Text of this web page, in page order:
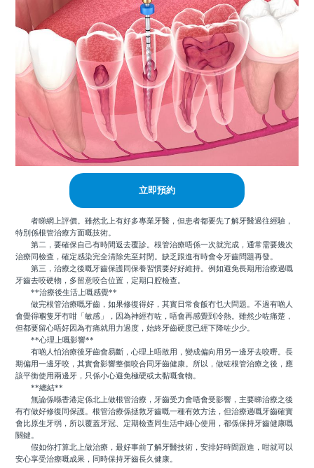
立即預約
者睇網上評價。雖然北上有好多專業牙醫，但患者都要先了解牙醫過往經驗，
特別係根管治療方面嘅技術。
第二，要確保自己有時間返去覆診。根管治療唔係一次就完成，通常需要幾次
治療同檢查，確定感染完全清除先至封閉。缺乏跟進有時會令牙齒問題再發。
第三，治療之後嘅牙齒保護同保養習慣要好好維持。例如避免長期用治療過嘅
牙齒去咬硬物，多留意咬合位置，定期口腔檢查。
**治療後生活上嘅感覺**
做完根管治療嘅牙齒，如果修復得好，其實日常食飯冇乜大問題。不過有啲人
會覺得嗰隻牙冇咁「敏感」，因為神經冇咗，唔會再感覺到冷熱。雖然少咗痛楚，
但都要留心唔好因為冇痛就用力過度，始終牙齒硬度已經下降咗少少。
**心理上嘅影響**
有啲人怕治療後牙齒會易斷，心理上唔敢用，變成偏向用另一邊牙去咬嘢。長
期偏用一邊牙咬，其實會影響整個咬合同牙齒健康。所以，做咗根管治療之後，應
該平衡使用兩邊牙，只係小心避免極硬或太黏嘅食物。
**總結**
無論係喺香港定係北上做根管治療，牙齒受力會唔會受影響，主要睇治療之後
有冇做好修復同保護。根管治療係拯救牙齒嘅一種有效方法，但治療過嘅牙齒確實
會比原生牙弱，所以覆蓋牙冠、定期檢查同生活中細心使用，都係保持牙齒健康嘅
關鍵。
假如你打算北上做治療，最好事前了解牙醫技術，安排好時間跟進，咁就可以
安心享受治療嘅成果，同時保持牙齒長久健康。